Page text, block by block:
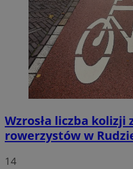
Wzrosła liczba kolizji
rowerzystów w
14